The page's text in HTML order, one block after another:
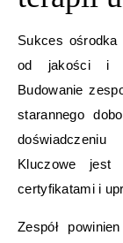
Sukces
od jakości i
Budowanie
starannego
doświadczeniu
Kluczowe jest
certyfikatami i
Zespół